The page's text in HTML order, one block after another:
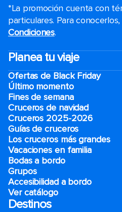
*La promoción cuenta con
particulares. Para
Condiciones.
Planea tu viaje
Ofertas de Black Friday
Último momento
Fines de semana
Cruceros de navidad
Cruceros 2025-2026
Guías de cruceros
Los cruceros más grandes
Vacaciones en familia
Bodas a bordo
Grupos
Accesibilidad a bordo
Ver catálogo
Destinos